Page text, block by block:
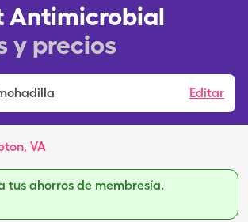
Antimicrobial
y precios
Editar
VA
tus ahorros de membresía.